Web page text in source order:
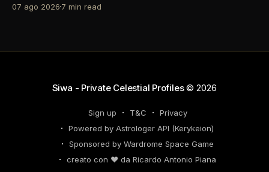
riconsiderare il tuo personal brand e l'engagement
07 ago 2026 7 min read
Siwa - Private Celestial Profiles© 2026
Sign up T&C
Privacy
Powered by Astrologer API (Kerykeion)
Sponsored by Wardrome Space Game
creato con ❤️ da Ricardo Antonio Piana